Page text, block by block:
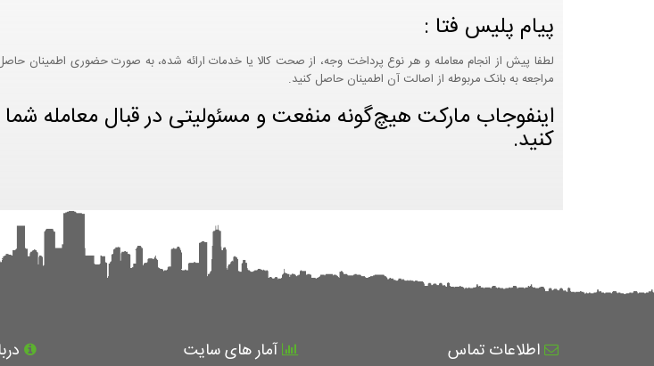
پیام پلیس فتا :
لطفا پیش از انجام معامله و هر نوع پرداخت وجه، از صحت کالا یا خدمات ارائه شده، به صورت حضوری اطمینان
مراجعه به بانک مربوطه از اصالت آن اطمینان حاصل کنید.
اینفوجاب مارکت هیچ‌گونه منفعت و مسئولیتی در قبال معامله شما
کنید.
اطلاعات تماس آمار های سایت